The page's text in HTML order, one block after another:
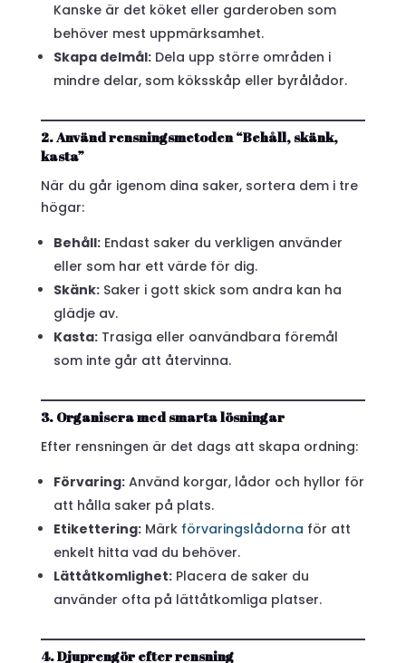
Kanske är det köket eller garderoben som
behöver mest uppmärksamhet.
Skapa delmål:Dela upp större områden i
mindre delar, som köksskåp eller byrålådor.
2. Använd rensningsmetoden “Behåll, skänk,
kasta”
När du går igenom dina saker, sortera dem i tre
högar:
Behåll:Endast saker du verkligen använder
eller som har ett värde för dig.
Skänk:Saker i gott skick som andra kan ha
glädje av.
Kasta:Trasiga eller oanvändbara föremål
som inte går att återvinna.
3. Organisera med smarta lösningar
Efter rensningen är det dags att skapa ordning:
Förvaring:Använd korgar, lådor och hyllor för
att hålla saker på plats.
Etikettering:Märk förvaringslådorna för att
enkelt hitta vad du behöver.
Lättåtkomlighet:Placera de saker du
använder ofta på lättåtkomliga platser.
4. Djuprengör efter rensning